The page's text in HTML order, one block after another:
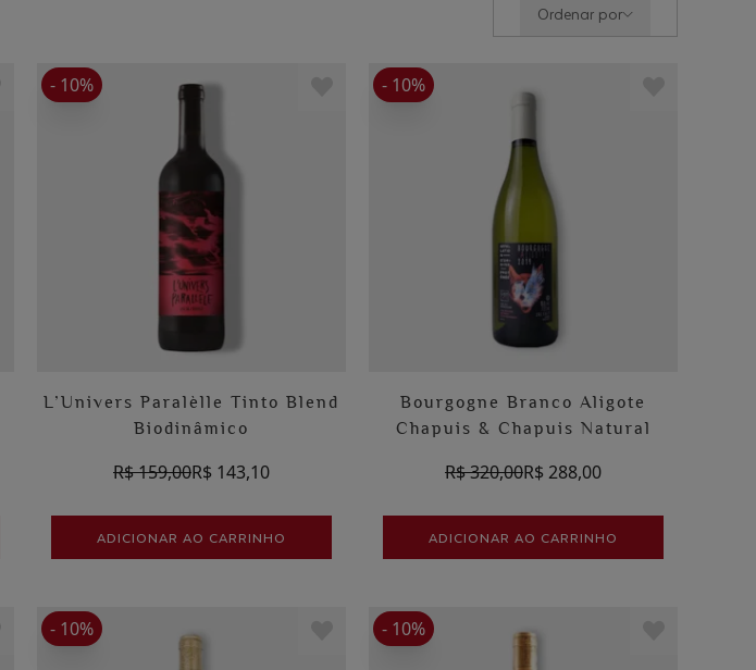
Ordenar por
L’Univers Paralèlle Tinto Blend
Biodinâmico
R$ 159,00R$ 143,10
- 10%
ADICIONAR AO CARRINHO
Bourgogne Branco Aligote
Chapuis & Chapuis Natural
R$ 320,00R$ 288,00
- 10%
ADICIONAR AO CARRINHO
- 10% - 10%